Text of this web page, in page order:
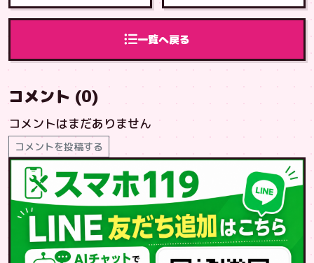
修理
一覧へ戻る
ト 液晶交換修
理
コメント (0)
コメントはまだありません
コメントを投稿する